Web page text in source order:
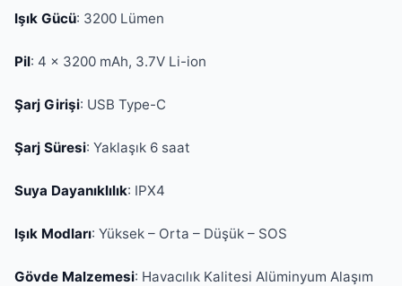
Işık Gücü: 3200 Lümen
Pil: 4 × 3200 mAh, 3.7V Li-ion
Şarj Girişi: USB Type-C
Şarj Süresi: Yaklaşık 6 saat
Suya Dayanıklılık: IPX4
Işık Modları: Yüksek – Orta – Düşük – SOS
Gövde Malzemesi: Havacılık Kalitesi Alüminyum Alaşım